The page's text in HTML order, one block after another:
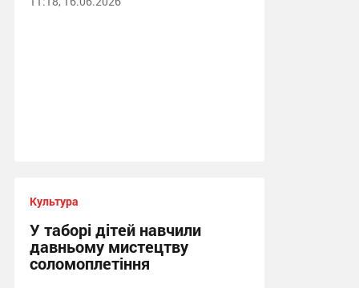
Культура
У таборі дітей навчили
давньому мистецтву
соломоплетіння